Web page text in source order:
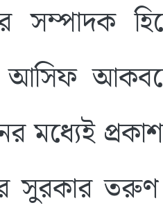
সম্পাদক
আসিফ
মধ্যেই
সুরকার